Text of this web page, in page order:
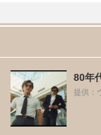
80年
提供：